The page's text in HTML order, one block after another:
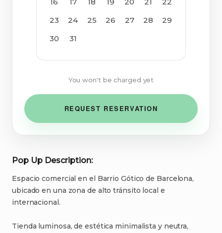
23
24 25 26 27 28
29
30
31
You won't be charged yet
REQUEST RESERVATION
Pop Up Description:
Espacio comercial en el Barrio Gótico de Barcelona​,​
ubicado en una zona de alto tránsito local e
internacional.
Tienda luminosa​,​ de estética minimalista y neutra​,​